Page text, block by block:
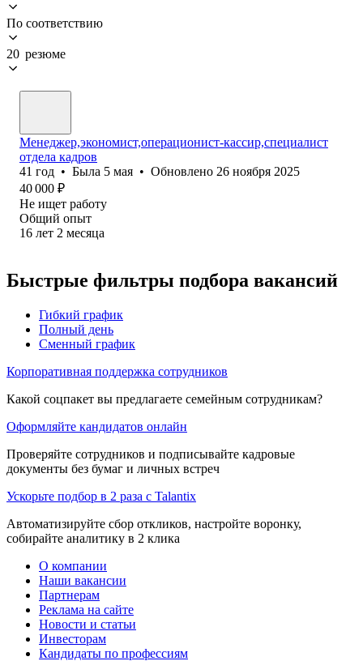
По соответствию
20 резюме
Менеджер,экономист,операционист-кассир,специалист
отдела кадров
41 год • Была 5 мая • Обновлено 26 ноября 2025
40 000 ₽
Не ищет работу
Общий опыт
16 лет 2 месяца
Быстрые фильтры подбора вакансий
Гибкий график
Полный день
Сменный график
Корпоративная поддержка сотрудников
Какой соцпакет вы предлагаете семейным сотрудникам?
Оформляйте кандидатов онлайн
Проверяйте сотрудников и подписывайте кадровые
документы без бумаг и личных встреч
Ускорьте подбор в 2 раза с Talantix
Автоматизируйте сбор откликов, настройте воронку,
собирайте аналитику в 2 клика
О компании
Наши вакансии
Партнерам
Реклама на сайте
Новости и статьи
Инвесторам
Кандидаты по профессиям